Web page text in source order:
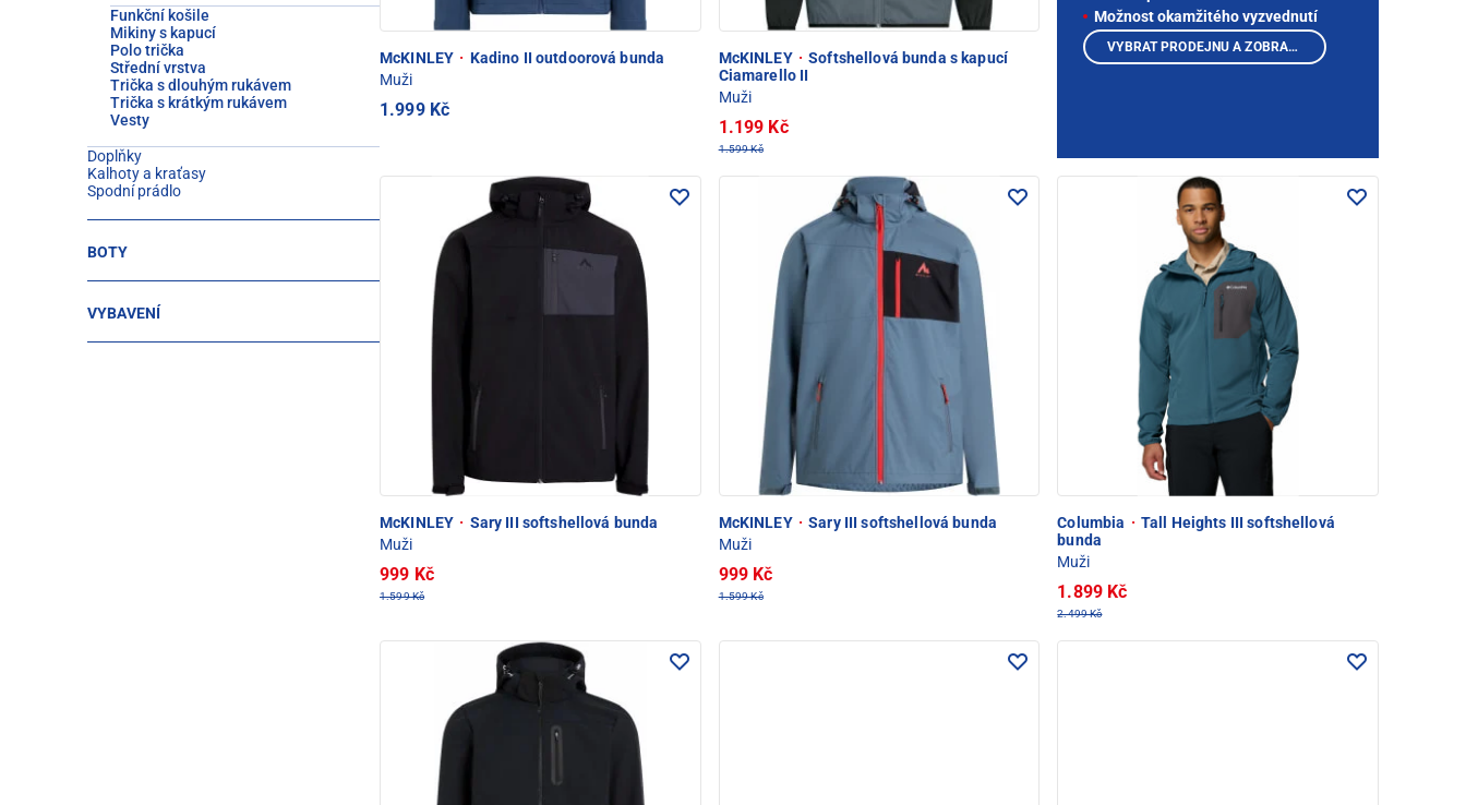
Funkční košile
Mikiny s kapucí
Polo trička
Střední vrstva
Trička s dlouhým rukávem
Trička s krátkým rukávem
Vesty
Doplňky
Kalhoty a kraťasy
Spodní prádlo
BOTY
VYBAVENÍ
McKINLEY · Kadino II outdoorová bunda
Muži
1.999 Kč
McKINLEY · Softshellová bunda s kapucí
Ciamarello II
Muži
1.199 Kč
1.599 Kč
McKINLEY · Sary III softshellová bunda
Muži
999 Kč
1.599 Kč
McKINLEY · Sary III softshellová bunda
Muži
999 Kč
1.599 Kč
Columbia · Tall Heights III softshellová
bunda
Muži
1.899 Kč
2.499 Kč
Možnost okamžitého vyzvednutí
VYBRAT PRODEJNU A ZOBRAZIT PRODUKTY